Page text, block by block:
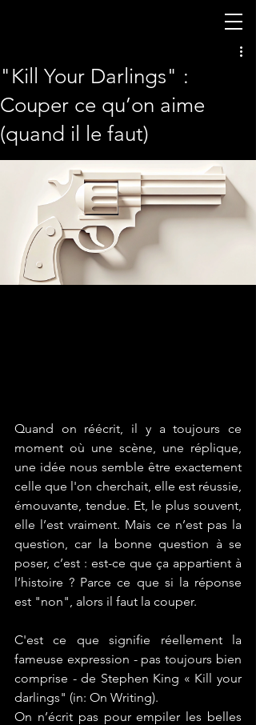
"Kill Your Darlings" :
Couper ce qu’on aime
(quand il le faut)
Quand on réécrit, il y a toujours ce
moment où une scène, une réplique,
une idée nous semble être exactement
celle que l'on cherchait, elle est réussie,
émouvante, tendue. Et, le plus souvent,
elle l’est vraiment. Mais ce n’est pas la
question, car la bonne question à se
poser, c’est : est-ce que ça appartient à
l’histoire ? Parce ce que si la réponse
est "non", alors il faut la couper.
C'est ce que signifie réellement la
fameuse expression - pas toujours bien
comprise - de Stephen King « Kill your
darlings" (in: On Writing).
On n’écrit pas pour empiler les belles